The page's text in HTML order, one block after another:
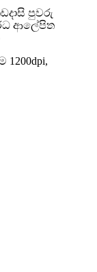
පුවරු
ආලේපිත